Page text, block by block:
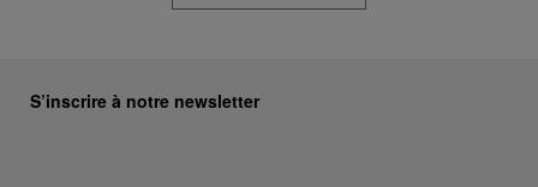
S’inscrire à notre newsletter